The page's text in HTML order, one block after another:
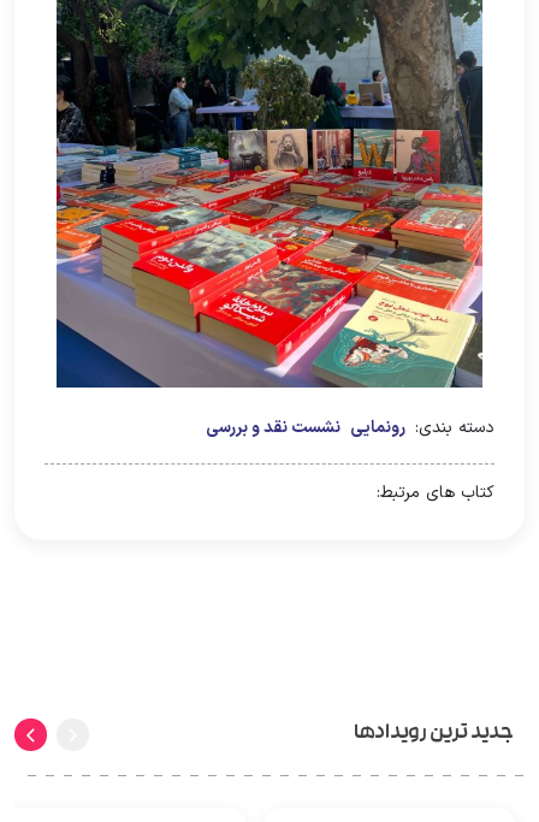
دسته بندی: رونمایی نشست نقد و بررسی
کتاب های مرتبط:
جدید ترین رویدادها